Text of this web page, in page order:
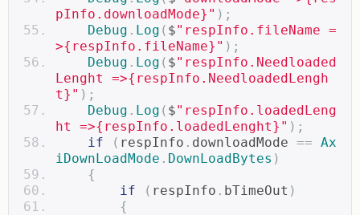
pInfo.downloadMode}" );
Debug . Log ( $"respInfo.fileName =
>{respInfo.fileName}" );
Debug . Log ( $"respInfo.Needloaded
Lenght =>{respInfo.NeedloadedLengh
t}" );
Debug . Log ( $"respInfo.loadedLeng
ht =>{respInfo.loadedLenght}" );
if
( respInfo . downloadMode == Ax
iDownLoadMode . DownLoadBytes )
{
if
( respInfo . bTimeOut )
{